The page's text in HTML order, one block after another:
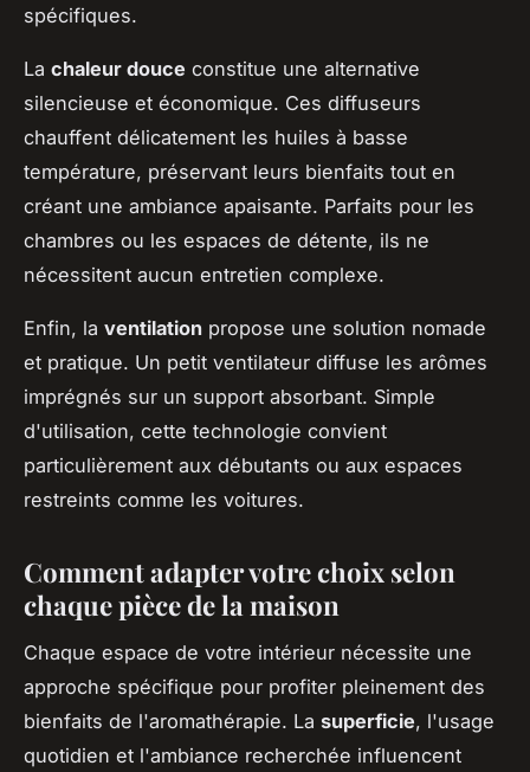
spécifiques.
La chaleur douce constitue une alternative
silencieuse et économique. Ces diffuseurs
chauffent délicatement les huiles à basse
température, préservant leurs bienfaits tout en
créant une ambiance apaisante. Parfaits pour les
chambres ou les espaces de détente, ils ne
nécessitent aucun entretien complexe.
Enfin, la ventilation propose une solution nomade
et pratique. Un petit ventilateur diffuse les arômes
imprégnés sur un support absorbant. Simple
d'utilisation, cette technologie convient
particulièrement aux débutants ou aux espaces
restreints comme les voitures.
Comment adapter votre choix selon
chaque pièce de la maison
Chaque espace de votre intérieur nécessite une
approche spécifique pour profiter pleinement des
bienfaits de l'aromathérapie. La superficie, l'usage
quotidien et l'ambiance recherchée influencent